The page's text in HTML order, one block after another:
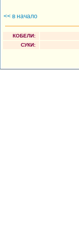
<< в начало
КОБЕЛИ:
СУКИ: